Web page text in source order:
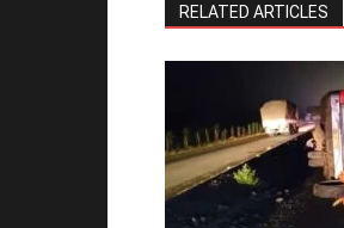
RELATED ARTICLES